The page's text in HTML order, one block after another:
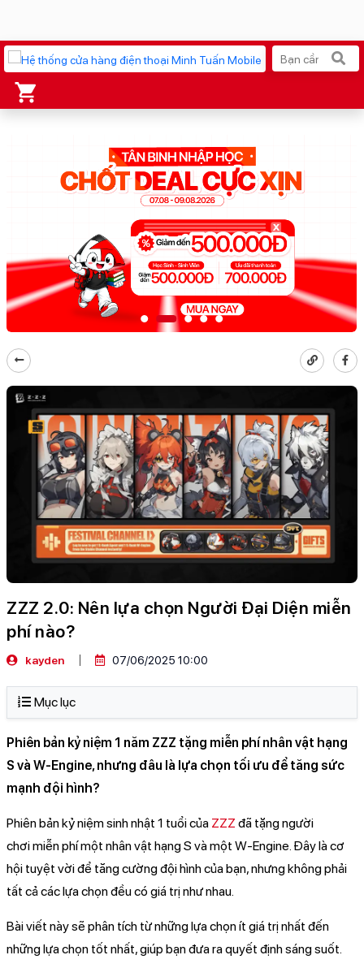
iPhone 17 Pro Max MacBook Neo giá tốt
AirTag 2 Mới Galaxy Z8 Series
OPPO Reno16
Apple Watch S11 Ốp lưng Pitaka
Osmo Pocket 4 Ốp lưng Apple
Loa Marshall Cốc sạc Apple
ZZZ 2.0: Nên lựa chọn Người Đại Diện miễn
phí nào?
kayden 07/06/2025 10:00
Mục lục
Phiên bản kỷ niệm 1 năm ZZZ tặng miễn phí nhân vật hạng
S và W-Engine, nhưng đâu là lựa chọn tối ưu để tăng sức
mạnh đội hình?
Phiên bản kỷ niệm sinh nhật 1 tuổi của ZZZ đã tặng người
chơi miễn phí một nhân vật hạng S và một W-Engine. Đây là cơ
hội tuyệt vời để tăng cường đội hình của bạn, nhưng không phải
tất cả các lựa chọn đều có giá trị như nhau.
Bài viết này sẽ phân tích từ những lựa chọn ít giá trị nhất đến
những lựa chọn tốt nhất, giúp bạn đưa ra quyết định sáng suốt.